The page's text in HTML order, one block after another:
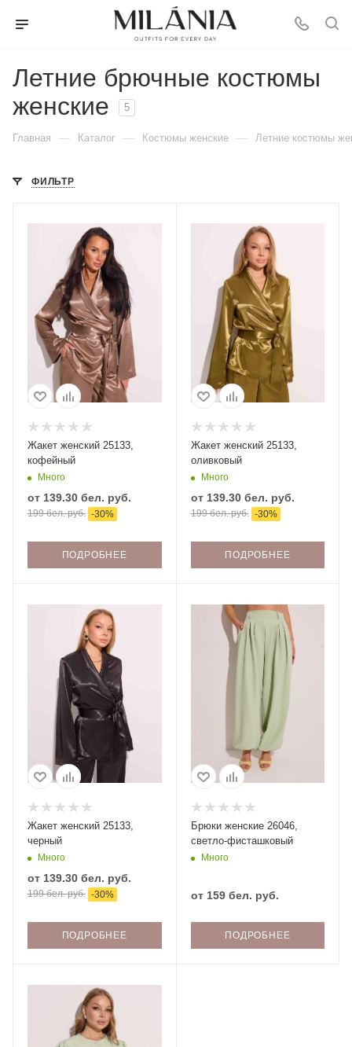
Летние брючные костюмы
женские
5
Главная — Каталог — Костюмы женские — Летние костюмы
ФИЛЬТР
Жакет женский 25133,
кофейный
Много
от 139.30 бел. руб.
199 бел. руб. -30%
ПОДРОБНЕЕ
Жакет женский 25133,
оливковый
Много
от 139.30 бел. руб.
199 бел. руб. -30%
ПОДРОБНЕЕ
Жакет женский 25133,
черный
Много
от 139.30 бел. руб.
199 бел. руб. -30%
ПОДРОБНЕЕ
Брюки женские 26046,
светло-фисташковый
Много
от 159 бел. руб.
ПОДРОБНЕЕ